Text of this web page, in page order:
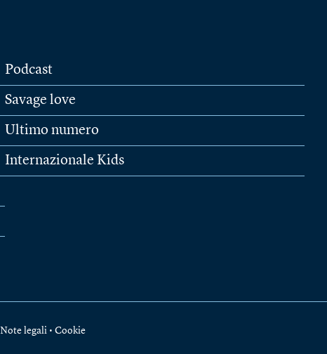
Podcast
Savage love
Ultimo numero
Internazionale Kids
Note legali • Cookie